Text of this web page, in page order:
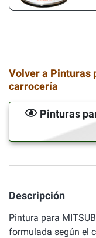
Volver a Pinturas
carrocería
Pinturas
Descripción
Pintura para
formulada según el